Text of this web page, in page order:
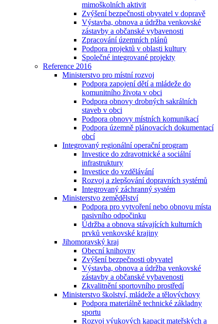
mimoškolních aktivit
Zvýšení bezpečnosti obyvatel v dopravě
Výstavba, obnova a údržba venkovské
zástavby a občanské vybavenosti
Zpracování územních plánů
Podpora projektů v oblasti kultury
Společné integrované projekty
Reference 2016
Ministerstvo pro místní rozvoj
Podpora zapojení dětí a mládeže do
komunitního života v obci
Podpora obnovy drobných sakrálních
staveb v obci
Podpora obnovy místních komunikací
Podpora územně plánovacích dokumentací
obcí
Integrovaný regionální operační program
Investice do zdravotnické a sociální
infrastruktury
Investice do vzdělávání
Rozvoj a zlepšování dopravních systémů
Integrovaný záchranný systém
Ministerstvo zemědělství
Podpora pro vytvoření nebo obnovu místa
pasivního odpočinku
Údržba a obnova stávajících kulturních
prvků venkovské krajiny
Jihomoravský kraj
Obecní knihovny
Zvýšení bezpečnosti obyvatel
Výstavba, obnova a údržba venkovské
zástavby a občanské vybavenosti
Zkvalitnění sportovního prostředí
Ministerstvo školství, mládeže a tělovýchovy
Podpora materiálně technické základny
sportu
Rozvoj výukových kapacit mateřských a